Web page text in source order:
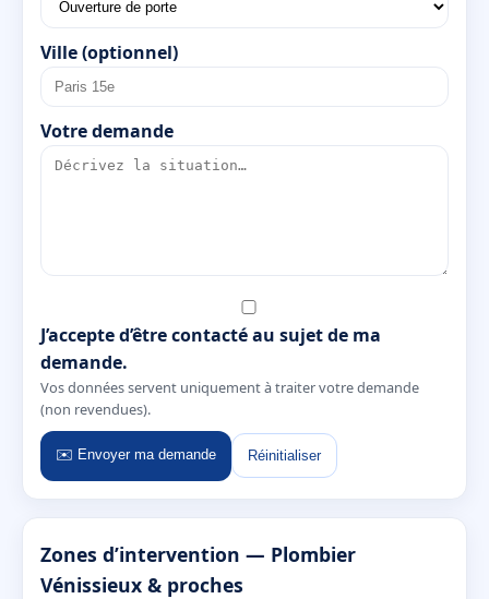
Ville (optionnel)
Votre demande
J’accepte d’être contacté au sujet de ma
demande.
Vos données servent uniquement à traiter votre demande
(non revendues).
✉️ Envoyer ma demande Réinitialiser
Zones d’intervention — Plombier
Vénissieux & proches